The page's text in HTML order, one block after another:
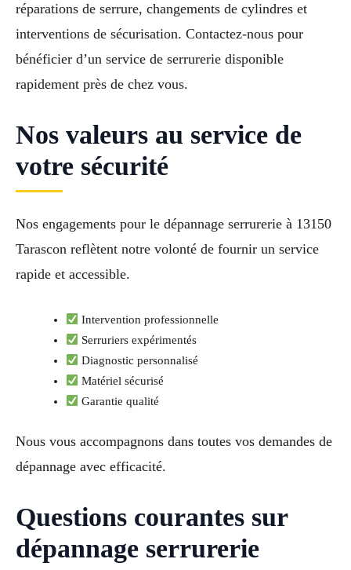
réparations de serrure, changements de cylindres et
interventions de sécurisation. Contactez-nous pour
bénéficier d’un service de serrurerie disponible
rapidement près de chez vous.
Nos valeurs au service de
votre sécurité
Nos engagements pour le dépannage serrurerie à 13150
Tarascon reflètent notre volonté de fournir un service
rapide et accessible.
Intervention professionnelle
Serruriers expérimentés
Diagnostic personnalisé
Matériel sécurisé
Garantie qualité
Nous vous accompagnons dans toutes vos demandes de
dépannage avec efficacité.
Questions courantes sur
dépannage serrurerie